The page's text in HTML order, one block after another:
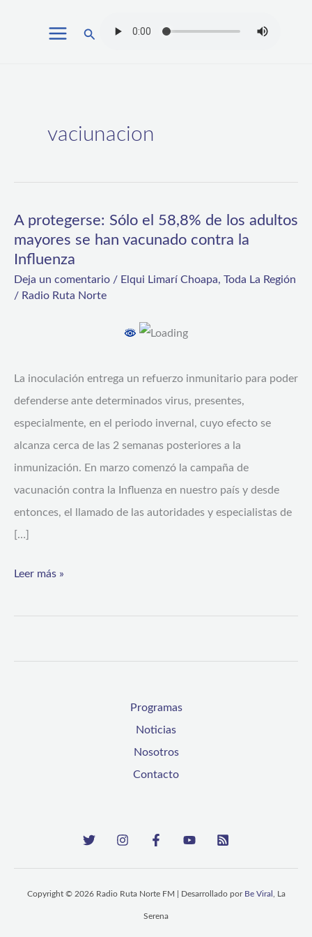
Buscar
vaciunacion
A protegerse: Sólo el 58,8% de los adultos
mayores se han vacunado contra la
Influenza
Deja un comentario / Elqui Limarí Choapa, Toda La Región
/ Radio Ruta Norte
La inoculación entrega un refuerzo inmunitario para poder
defenderse ante determinados virus, presentes,
especialmente, en el periodo invernal, cuyo efecto se
alcanza cerca de las 2 semanas posteriores a la
inmunización. En marzo comenzó la campaña de
vacunación contra la Influenza en nuestro país y desde
entonces, el llamado de las autoridades y especialistas de
[…]
A
protegerse:
Sólo
adultos
mayores
se
han
vacunado
contra
la
Influenza
Leer más »
Programas
Noticias
Nosotros
Contacto
Copyright © 2026 Radio Ruta Norte FM | Desarrollado por Be Viral , La
Serena